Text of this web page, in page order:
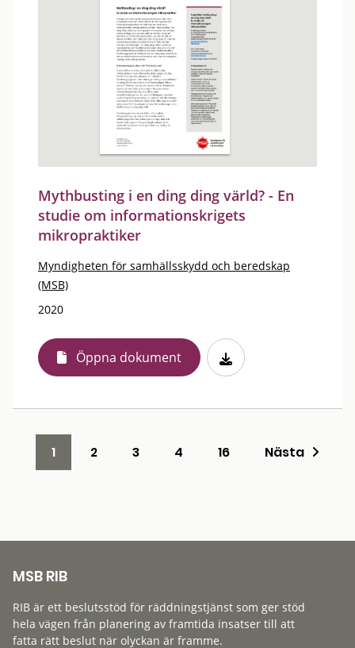
Mythbusting i en ding ding värld? - En
studie om informationskrigets
mikropraktiker
Myndigheten för samhällsskydd och beredskap
(MSB)
2020
Öppna dokument
1 2 3 4 16 Nästa
MSB RIB
RIB är ett beslutsstöd för räddningstjänst som ger stöd
hela vägen från planering av framtida insatser till att
fatta rätt beslut när olyckan är framme.